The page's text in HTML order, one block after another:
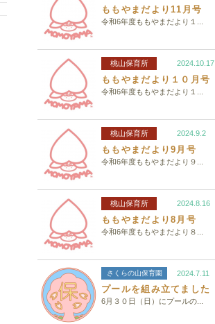
ももやまだより11月号
令和6年度ももやまだより１...
桃山保育所 2024.10.17
ももやまだより１０月号
令和6年度ももやまだより１...
桃山保育所 2024.9.2
ももやまだより9月号
令和6年度ももやまだより９...
桃山保育所 2024.8.16
ももやまだより8月号
令和6年度ももやまだより８...
さくらの山保育園 2024.7.11
プールを組み立てました
6月３０日（日）にプールの...